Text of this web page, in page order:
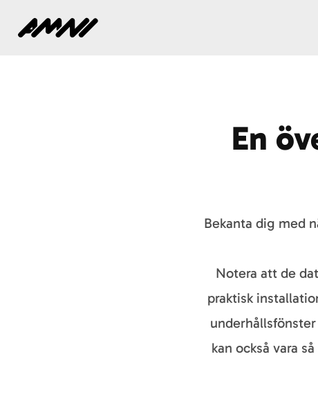
Hem
En
Bekanta dig med
Notera att de
praktisk
kan också vara